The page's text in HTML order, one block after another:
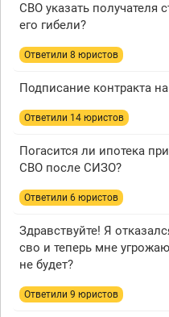
СВО указать получателя
его гибели?
Ответили 8 юристов
Подписание контракта
Ответили 14 юристов
Погасится ли ипотека
СВО после СИЗО?
Ответили 6 юристов
Здравствуйте! Я
сво и теперь мне
не будет?
Ответили 9 юристов